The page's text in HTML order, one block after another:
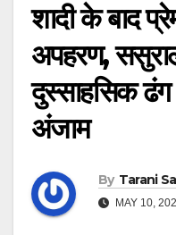
शादी के बाद
अपहरण,
दुस्साहसिक ढंग
अंजाम
By Tarani
MAY 10,